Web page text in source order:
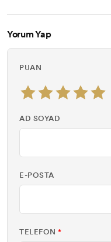
Yorum Yap
PUAN
AD SOYAD
E-POSTA
TELEFON *